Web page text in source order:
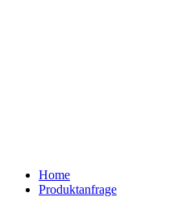
Home
Produktanfrage